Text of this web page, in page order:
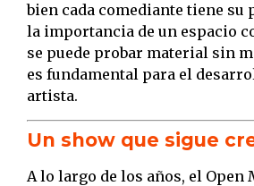
bien cada comediante tiene su
la importancia de un espacio
se puede probar material sin
es fundamental para el
artista.
Un show que sigue
A lo largo de los años, el Open